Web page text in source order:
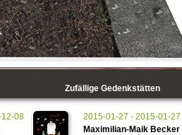
Zufällige Gedenkstätten
08
2015-01-27 - 2015-01-27
Maximilian-Maik Becker